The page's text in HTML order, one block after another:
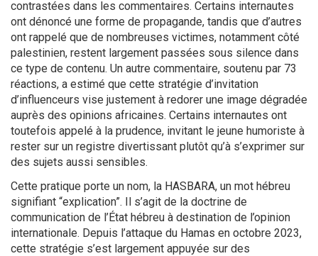
contrastées dans les commentaires. Certains internautes
ont dénoncé une forme de propagande, tandis que d’autres
ont rappelé que de nombreuses victimes, notamment côté
palestinien, restent largement passées sous silence dans
ce type de contenu. Un autre commentaire, soutenu par 73
réactions, a estimé que cette stratégie d’invitation
d’influenceurs vise justement à redorer une image dégradée
auprès des opinions africaines. Certains internautes ont
toutefois appelé à la prudence, invitant le jeune humoriste à
rester sur un registre divertissant plutôt qu’à s’exprimer sur
des sujets aussi sensibles.
Cette pratique porte un nom, la HASBARA, un mot hébreu
signifiant “explication”. Il s’agit de la doctrine de
communication de l’État hébreu à destination de l’opinion
internationale. Depuis l’attaque du Hamas en octobre 2023,
cette stratégie s’est largement appuyée sur des